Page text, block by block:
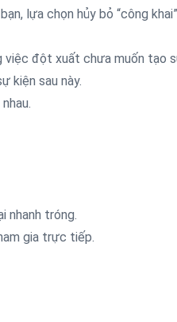
lựa chọn hủy bỏ “công
việc đột xuất chưa muốn tạo
kiện sau này.
nhanh tróng.
gia trực tiếp.